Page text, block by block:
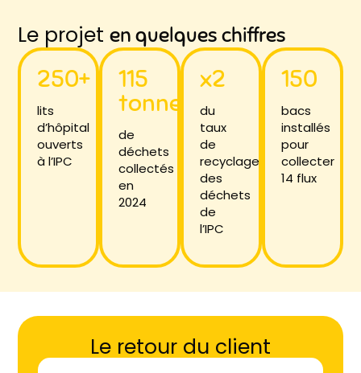
Le projeten quelques chiffres
250+
lits
d’hôpital
ouverts
à l’IPC
115
tonnes
de
déchets
collectés
en
2024
x2
du
taux
de
recyclage
des
déchets
de
l’IPC
150
bacs
installés
pour
collecter
14 flux
Le retour du client